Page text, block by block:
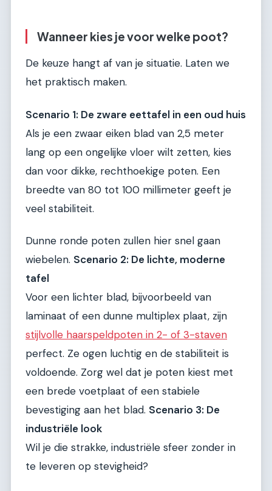
Wanneer kies je voor welke poot?
De keuze hangt af van je situatie. Laten we
het praktisch maken.
Scenario 1: De zware eettafel in een oud huis
Als je een zwaar eiken blad van 2,5 meter
lang op een ongelijke vloer wilt zetten, kies
dan voor dikke, rechthoekige poten. Een
breedte van 80 tot 100 millimeter geeft je
veel stabiliteit.
Dunne ronde poten zullen hier snel gaan
wiebelen. Scenario 2: De lichte, moderne
tafel
Voor een lichter blad, bijvoorbeeld van
laminaat of een dunne multiplex plaat, zijn
stijlvolle haarspeldpoten in 2- of 3-staven
perfect. Ze ogen luchtig en de stabiliteit is
voldoende. Zorg wel dat je poten kiest met
een brede voetplaat of een stabiele
bevestiging aan het blad. Scenario 3: De
industriële look
Wil je die strakke, industriële sfeer zonder in
te leveren op stevigheid?